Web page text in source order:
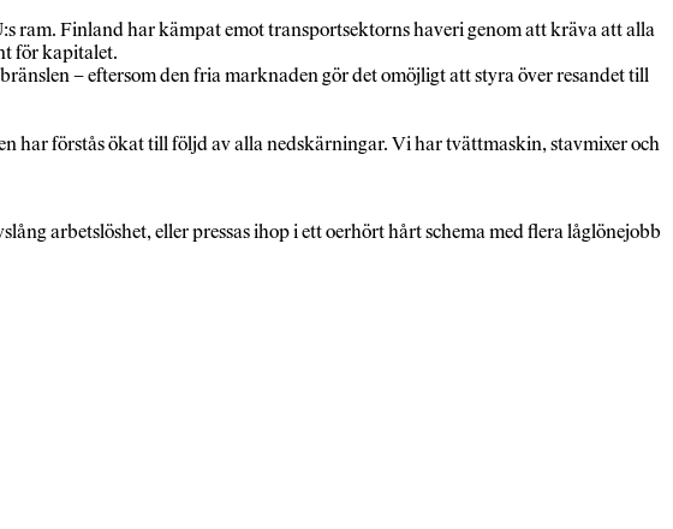
ram. Finland har kämpat emot transportsektorns haveri genom att kräva att alla
för kapitalet.
– eftersom den fria marknaden gör det omöjligt att styra över resandet till
har förstås ökat till följd av alla nedskärningar. Vi har tvättmaskin, stavmixer och
arbetslöshet, eller pressas ihop i ett oerhört hårt schema med flera låglönejobb